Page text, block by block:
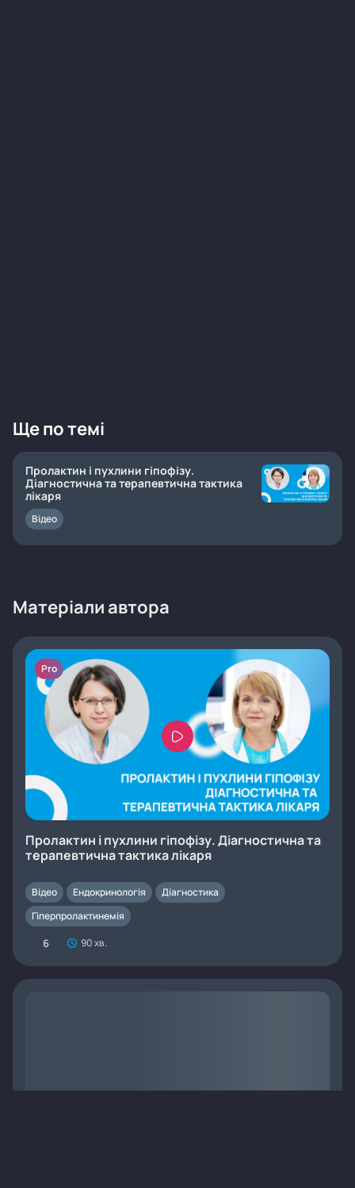
Ще по темі
Пролактин і пухлини гіпофізу.
Діагностична та терапевтична тактика
лікаря
Відео
Матеріали автора
Pro
Пролактин і пухлини гіпофізу. Діагностична та
терапевтична тактика лікаря
Відео Ендокринологія
Діагностика
Гіперпролактинемія
6 90 хв.